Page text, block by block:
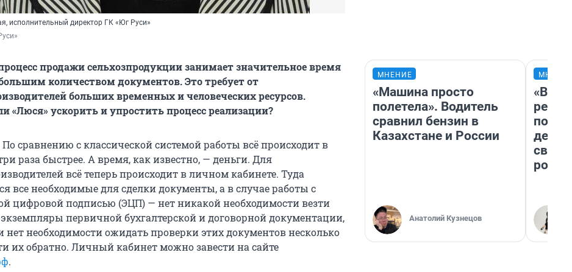
исполнительный директор ГК «Юг Руси»
продажи сельхозпродукции занимает значительное время
количеством документов. Это требует от
больших временных и человеческих ресурсов.
«Люся» ускорить и упростить процесс реализации?
сравнению с классической системой работы всё происходит в
раза быстрее. А время, как известно, — деньги. Для
всё теперь происходит в личном кабинете. Туда
все необходимые для сделки документы, а в случае работы с
цифровой подписью (ЭЦП) — нет никакой необходимости везти
первичной бухгалтерской и договорной документации,
нет необходимости ожидать проверки этих документов несколько
их обратно. Личный кабинет можно завести на сайте
.
МНЕНИЕ
«Машина просто
полетела». Водитель
сравнил бензин в
Казахстане и России
Анатолий Кузнецов